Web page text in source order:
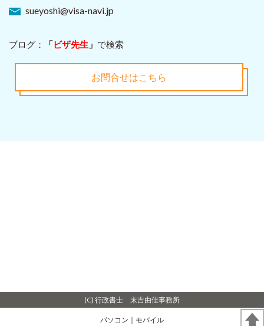
sueyoshi@visa-navi.jp
ブログ： 「ビザ先生 」 で検索
お問合せはこちら
(C) 行政書士 末吉由佳事務所
パソコン ｜モバイル